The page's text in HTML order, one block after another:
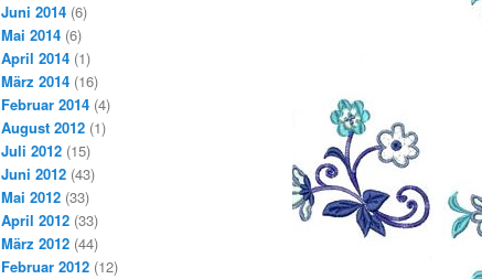
Juni 2014 (6)
Mai 2014 (6)
April 2014 (1)
März 2014 (16)
Februar 2014 (4)
August 2012 (1)
Juli 2012 (15)
Juni 2012 (43)
Mai 2012 (33)
April 2012 (33)
März 2012 (44)
Februar 2012 (12)